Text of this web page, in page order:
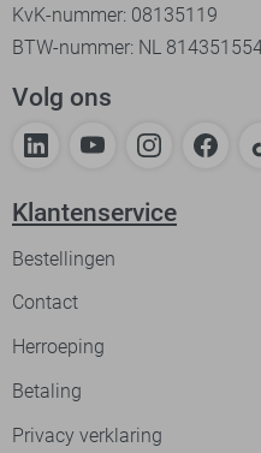
KvK-nummer: 08135119
BTW-nummer: NL
Volg ons
Klantenservice
Bestellingen
Contact
Herroeping
Betaling
Privacy verklaring